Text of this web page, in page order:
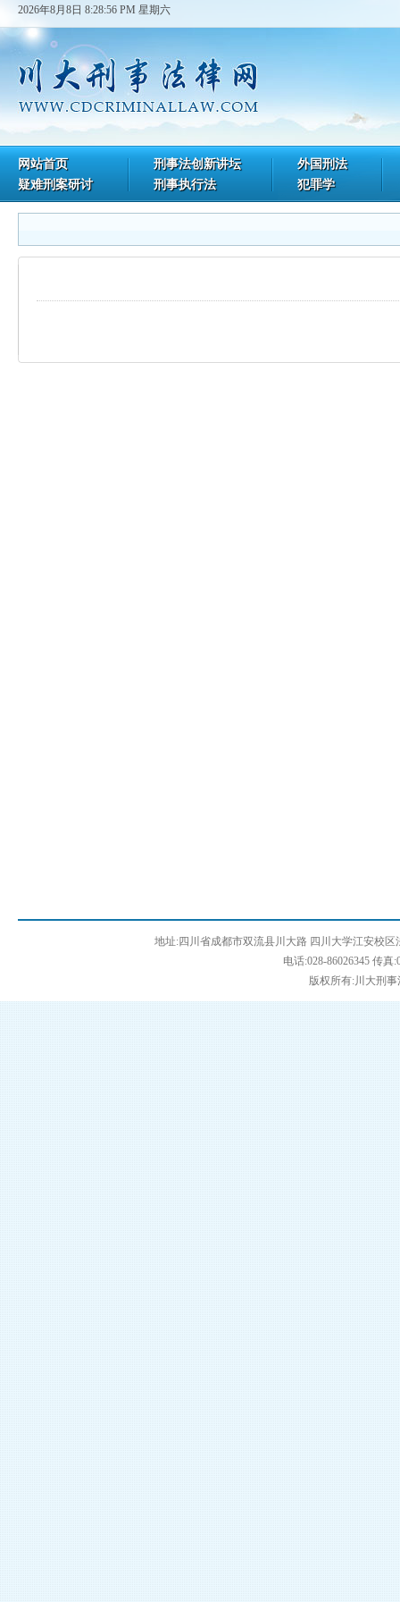
2026年8月8日 8:28:56 PM 星期六
网站首页 刑事法创新讲坛
外国刑法
疑难刑案研讨
刑事执行法 犯罪学
地址:四川省成都市双流县川大路 四川大学江安校区
电话:028-86026345 传真
版权所有:川大刑